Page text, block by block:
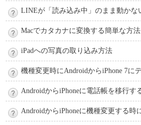
LINEが「読み込み中」のまま動かな
Macでカタカナに変換する簡単な方法
iPadへの写真の取り込み方法
機種変更時にAndroidからiPhone 7に
AndroidからiPhoneに電話帳を移行す
AndroidからiPhoneに機種変更する時